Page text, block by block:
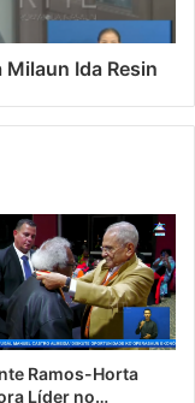
Ida Resin
Ramos-Horta
Líder no…